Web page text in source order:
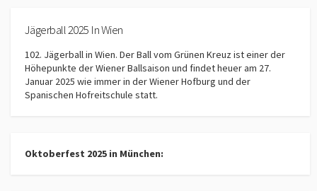
Jägerball 2025 In Wien
102. Jägerball in Wien. Der Ball vom Grünen Kreuz ist einer der
Höhepunkte der Wiener Ballsaison und findet heuer am 27.
Januar 2025 wie immer in der Wiener Hofburg und der
Spanischen Hofreitschule statt.
Oktoberfest 2025 in München: